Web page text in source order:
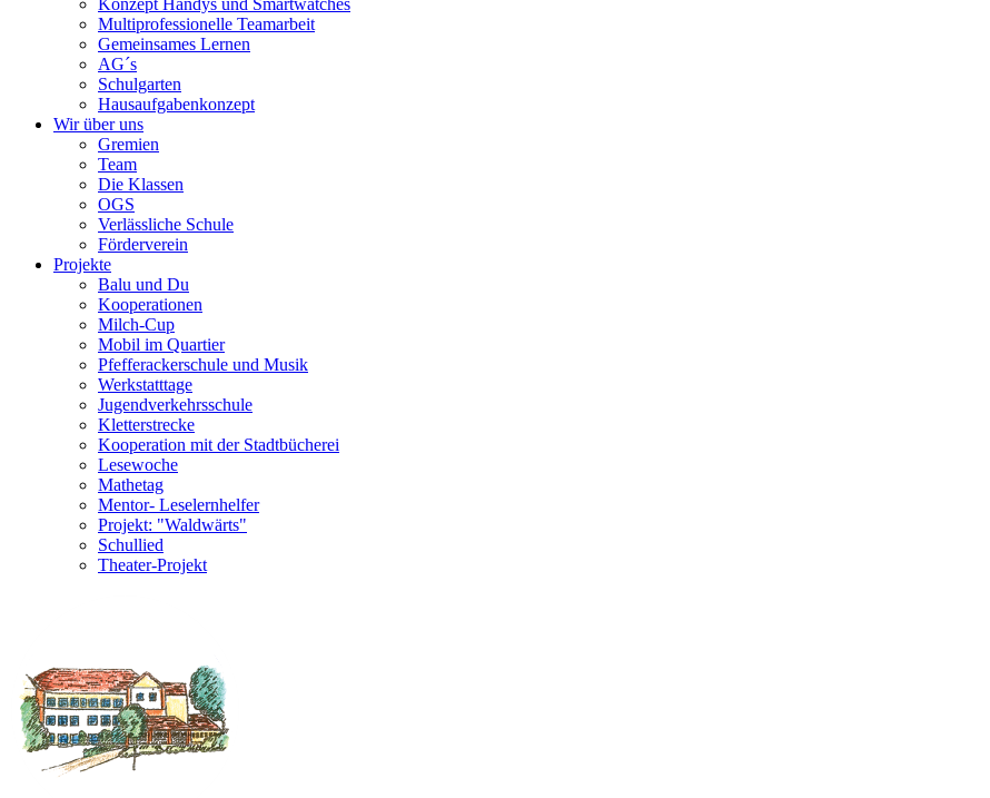
Konzept Handys und Smartwatches
Multiprofessionelle Teamarbeit
Gemeinsames Lernen
AG´s
Schulgarten
Hausaufgabenkonzept
Wir über uns
Gremien
Team
Die Klassen
OGS
Verlässliche Schule
Förderverein
Projekte
Balu und Du
Kooperationen
Milch-Cup
Mobil im Quartier
Pfefferackerschule und Musik
Werkstatttage
Jugendverkehrsschule
Kletterstrecke
Kooperation mit der Stadtbücherei
Lesewoche
Mathetag
Mentor- Leselernhelfer
Projekt: "Waldwärts"
Schullied
Theater-Projekt